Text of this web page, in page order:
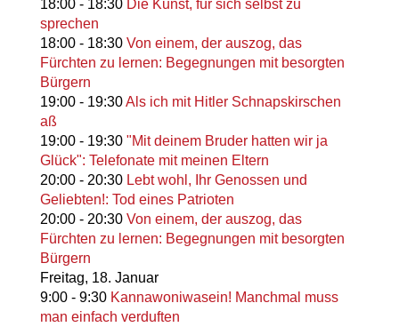
18:00- 18:30 Die Kunst, für sich selbst zu
sprechen
18:00- 18:30 Von einem, der auszog, das
Fürchten zu lernen: Begegnungen mit besorgten
Bürgern
19:00- 19:30Als ich mit Hitler Schnapskirschen
aß
19:00- 19:30 "Mit deinem Bruder hatten wir ja
Glück": Telefonate mit meinen Eltern
20:00- 20:30 Lebt wohl, Ihr Genossen und
Geliebten!: Tod eines Patrioten
20:00- 20:30 Von einem, der auszog, das
Fürchten zu lernen: Begegnungen mit besorgten
Bürgern
Freitag, 18. Januar
9:00- 9:30 Kannawoniwasein! Manchmal muss
man einfach verduften